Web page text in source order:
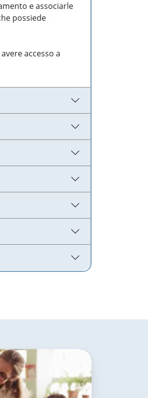
e associarle
possiede
accesso a